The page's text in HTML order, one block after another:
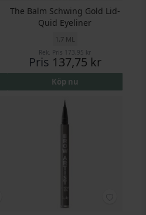
The Balm Schwing Gold Lid-
Quid Eyeliner
1,7 ML
Rek. Pris 173,95 kr
Pris 137,75 kr
Köp nu